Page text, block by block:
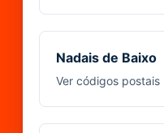
Nadais de Baixo
Ver códigos postais